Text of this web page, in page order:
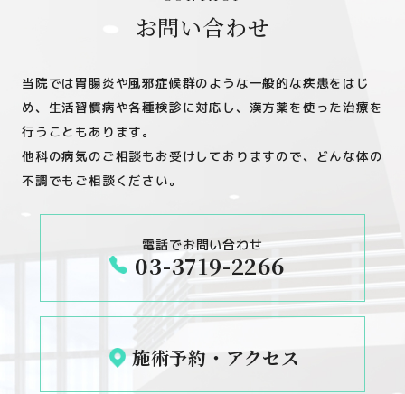
お問い合わせ
当院では胃腸炎や風邪症候群のような一般的な疾患をはじ
め、生活習慣病や各種検診に対応し、漢方薬を使った治療を
行うこともあります。
他科の病気のご相談もお受けしておりますので、どんな体の
不調でもご相談ください。
電話でお問い合わせ
03-3719-2266
施術予約・アクセス